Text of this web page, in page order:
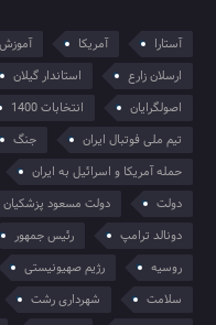
آستارا آمریکا
ارسلان زارع
استاندار گیلان
اصولگرایان
انتخابات 1400
تیم ملی فوتبال ایران
جنگ
حمله آمریکا و اسرائیل به ایران
دولت
دولت مسعود پزشکیان
دونالد ترامپ
رئیس جمهور
روسیه
رژیم صهیونیستی
سلامت
شهرداری رشت